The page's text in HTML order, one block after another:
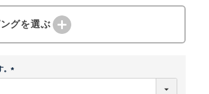
グを選ぶ
。